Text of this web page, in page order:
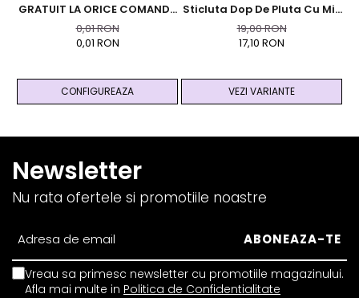
GRATUIT LA ORICE COMANDA
PESTE 99 RON - Cutie
Personalizata Cadou Black
0,01 RON
0,01 RON
CONFIGUREAZA
Sticluta Dop De Pluta Cu Mix
De Cristale
19,00 RON
17,10 RON
VEZI VARIANTE
Newsletter
Nu rata ofertele si promotiile noastre
Vreau sa primesc newsletter cu promotiile magazinului.
Afla mai multe in Politica de Confidentialitate